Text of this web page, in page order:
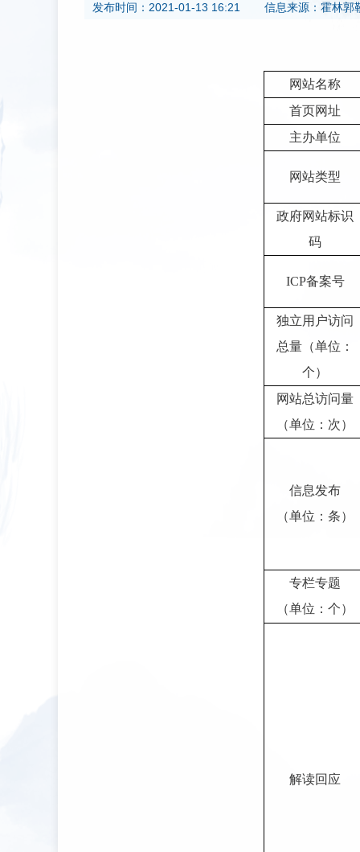
发布时间： 2021-01-13 16:21 信息来源： 霍林郭
网站名称
首页网址
主办单位
网站类型
政府网站标识
码
ICP备案号
独立用户访问
总量（单位：
个）
网站总访问量
（单位：次）
信息发布
（单位：条）
专栏专题
（单位：个）
解读回应